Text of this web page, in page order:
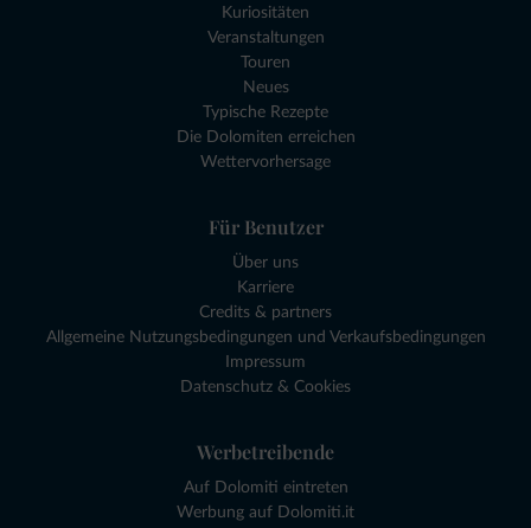
Kuriositäten
Veranstaltungen
Touren
Neues
Typische Rezepte
Die Dolomiten erreichen
Wettervorhersage
Für Benutzer
Über uns
Karriere
Credits & partners
Allgemeine Nutzungsbedingungen und Verkaufsbedingungen
Impressum
Datenschutz & Cookies
Werbetreibende
Auf Dolomiti eintreten
Werbung auf Dolomiti.it